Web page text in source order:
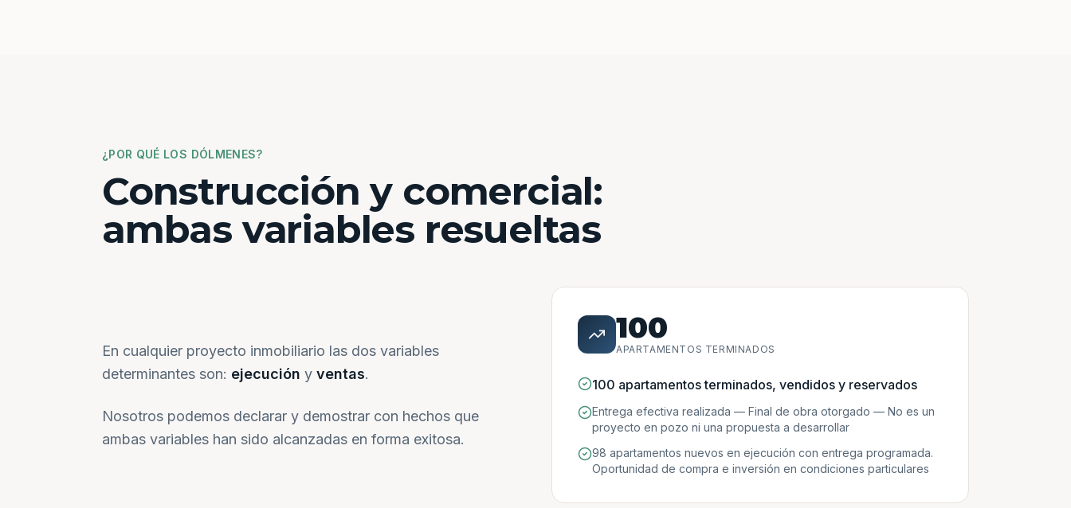
¿POR QUÉ LOS DÓLMENES?
Construcción y comercial:
ambas variables resueltas
En cualquier proyecto inmobiliario las dos variables
determinantes son: ejecución y ventas.
Nosotros podemos declarar y demostrar con hechos que
ambas variables han sido alcanzadas en forma exitosa.
100
APARTAMENTOS TERMINADOS
100 apartamentos terminados, vendidos y reservados
Entrega efectiva realizada — Final de obra otorgado — No es un
proyecto en pozo ni una propuesta a desarrollar
98 apartamentos nuevos en ejecución con entrega programada.
Oportunidad de compra e inversión en condiciones particulares